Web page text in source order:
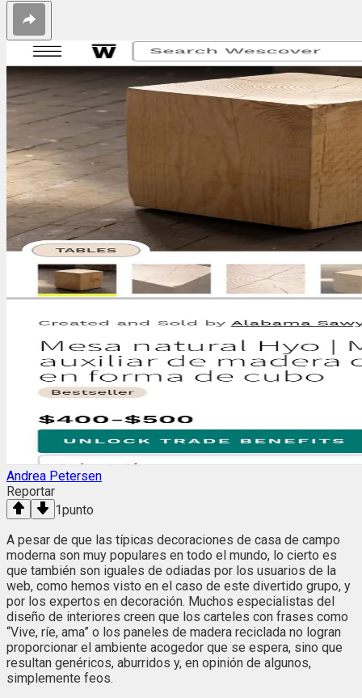
Andrea Petersen
Reportar
1punto
A pesar de que las típicas decoraciones de casa de campo
moderna son muy populares en todo el mundo, lo cierto es
que también son iguales de odiadas por los usuarios de la
web, como hemos visto en el caso de este divertido grupo, y
por los expertos en decoración. Muchos especialistas del
diseño de interiores creen que los carteles con frases como
“Vive, ríe, ama” o los paneles de madera reciclada no logran
proporcionar el ambiente acogedor que se espera, sino que
resultan genéricos, aburridos y, en opinión de algunos,
simplemente feos.